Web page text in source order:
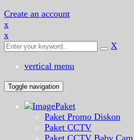
Create an account
x
x
X
vertical menu
Toggle navigation
Paket
Paket Promo Diskon
Paket CCTV